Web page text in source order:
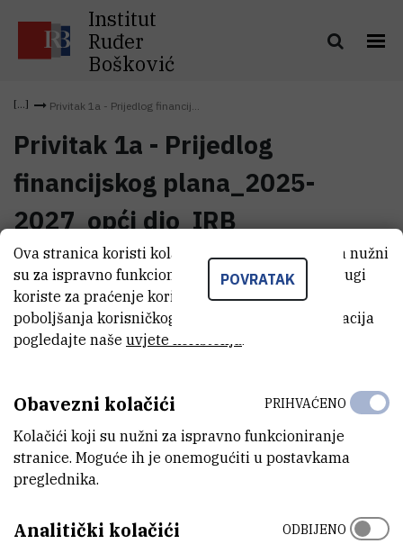
Institut
Ruđer
Bošković
Privitak 1a - Prijedlog financij...
Privitak 1a - Prijedlog
financijskog plana_2025-
2027_opći dio_IRB
Privitak 1a - Prijedlog
financijskog plana_2025-
2027_opći dio_IRB
(1,3 MB)
POVRATAK
Ova stranica koristi kolačiće. Neki od tih kolačića nužni
su za ispravno funkcioniranje stranice, dok se drugi
koriste za praćenje korištenja stranice radi
poboljšanja korisničkog iskustva. Za više informacija
pogledajte naše uvjete korištenja.
Obavezni kolačići
Kolačići koji su nužni za ispravno funkcioniranje
stranice. Moguće ih je onemogućiti u postavkama
preglednika.
PRIHVAĆENO
Analitički kolačići ODBIJENO